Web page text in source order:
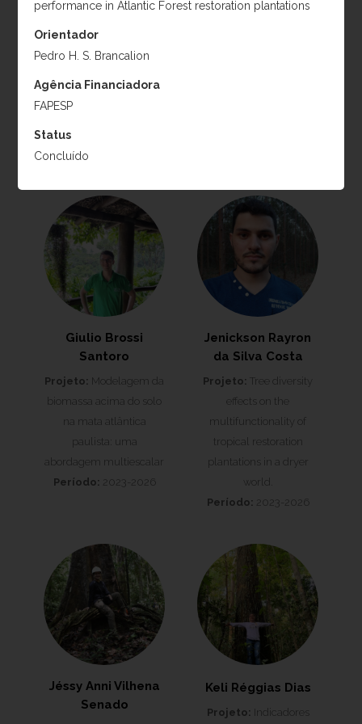
performance in Atlantic Forest restoration plantations
Orientador
Pedro H. S. Brancalion
Agência Financiadora
FAPESP
Status
Concluído
restauração da Mata
Atlântica
Projeto: Maximização
Giulio Brossi
Santoro
Projeto: Modelagem da
biomassa acima do solo
na mata atlântica
paulista: uma
abordagem multiescalar
Período: 2023-2026
Jenickson Rayron
da Silva Costa
Projeto: Tree diversity
effects on the
multifunctionality of
tropical restoration
plantations in a dryer
world.
Período: 2023-2026
Jéssy Anni Vilhena
Senado
Keli Réggias Dias
Projeto: Indicadores